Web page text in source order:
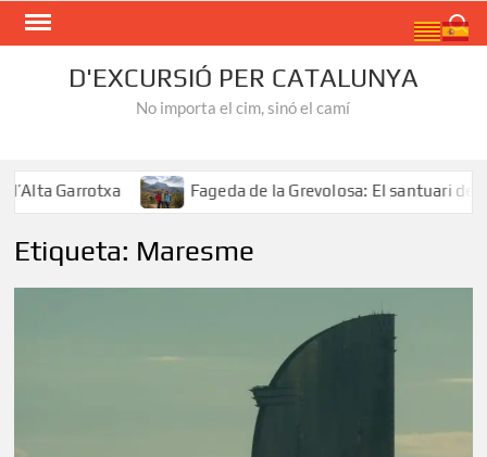
Skip
D'EXCURSIÓ PER CATALUNYA
No importa el cim, sinó el camí
Fageda de la Grevolosa: El santuari dels
Etiqueta: Maresme